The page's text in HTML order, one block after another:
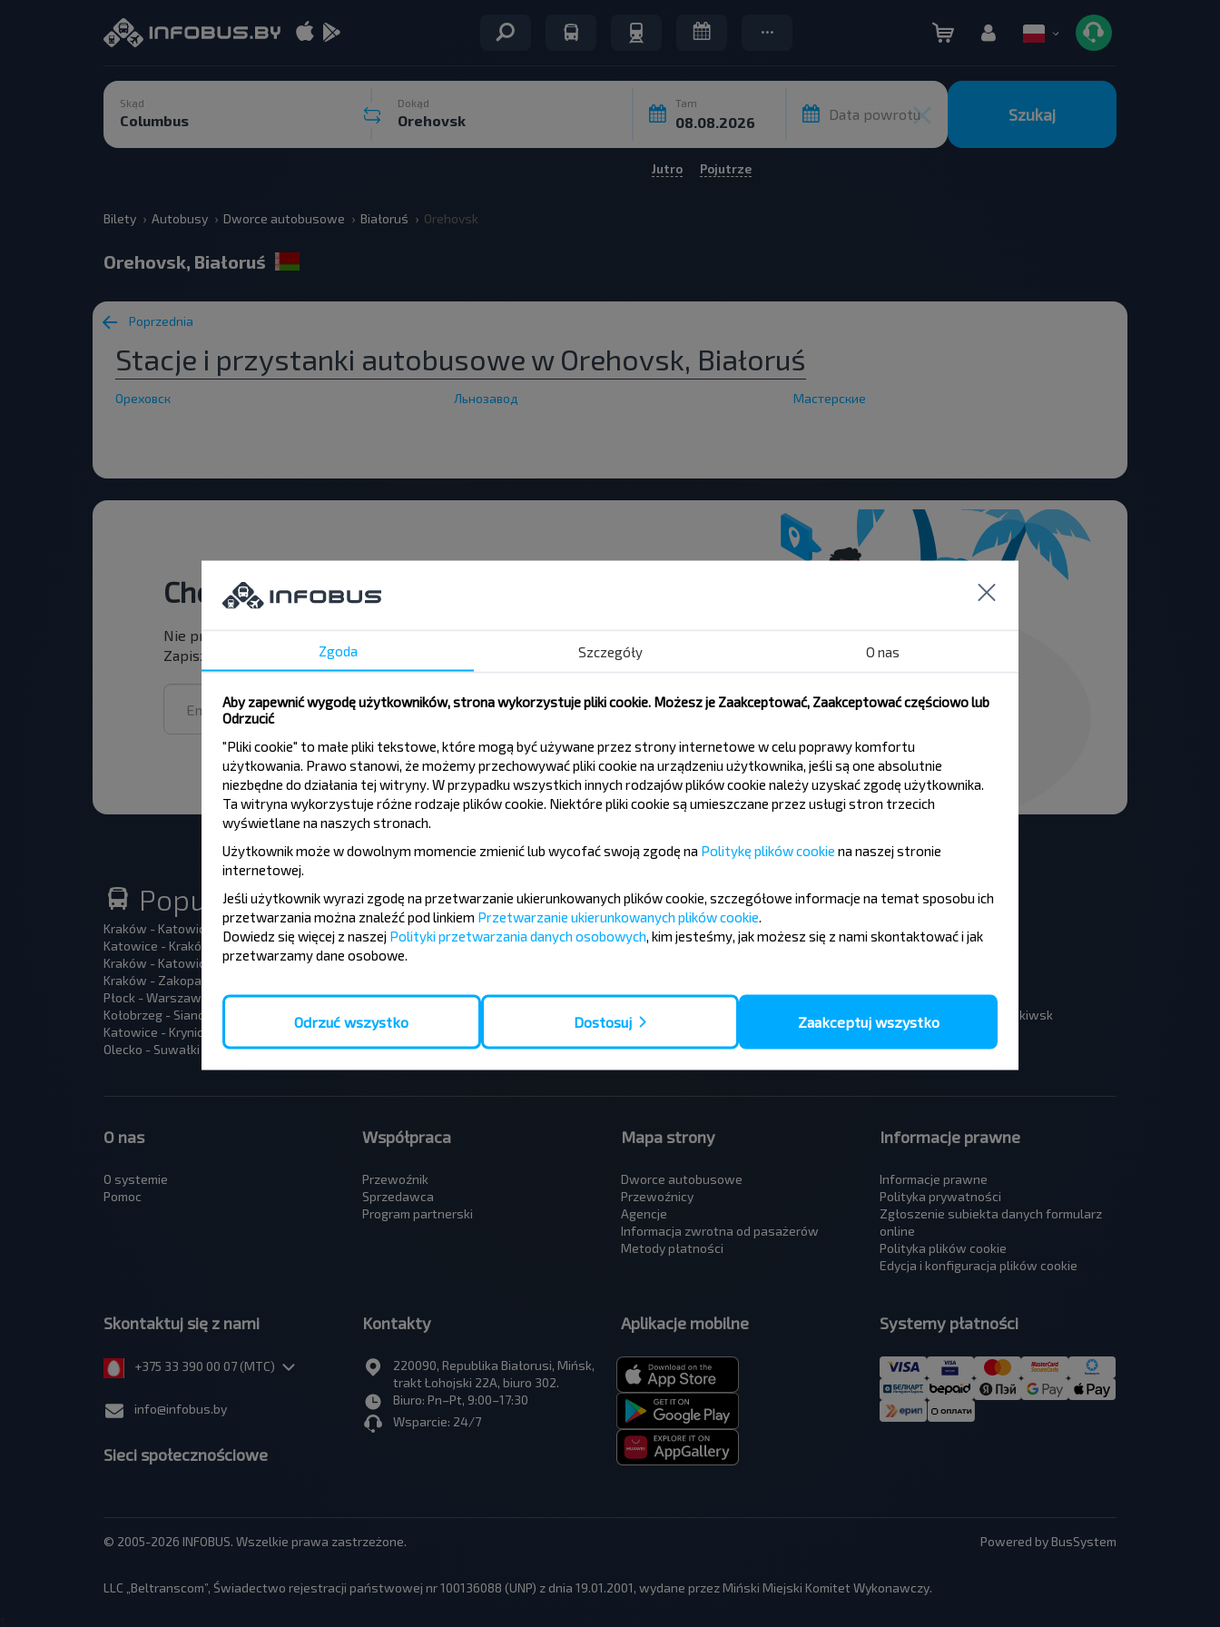
Skąd Dokąd Tam
Data powrotu Szukaj
Jutro Pojutrze
Bilety Autobusy Dworce autobusowe Białoruś Orehovsk
Orehovsk, Białoruś
Poprzednia
Stacje i przystanki autobusowe w Orehovsk, Białoruś
Ореховск Льнозавод Мастерские
Chcesz podróżować taniej?
Nie przegap promocji, zniżek i innych ciekawych ofert od serwisu INFOBUS.
Zapisz się do newslettera i podróżuj z nami jeszcze taniej!
Zapisz się
Populární autobusové linky
Kraków - Katowice lotnisko
Katowice - Kraków
Kraków - Katowice
Kraków - Zakopane
Płock - Warszawa
Kołobrzeg - Sianożęty
Katowice - Krynica-Zdrój
Olecko - Suwałki
Warszawa - Mszczonow
Lublin - Warszawa
Kołobrzeg - Niechorze
Katowice - Zawoja
Zakopane - Kraków
Warszawa - Iwonicz-Zdroj
Wadowice - Katowice
Warszawa - Lwów
Warszawa - Kijów
Warszawa - Brześć
Gdańsk - Mińsk
Lublin - Brześć
Kraków - Mińsk
Warszawa - Tarnopol
Wrocław - Mińsk
Kraków - Lwów
Warszawa - Iwano-Frankiwsk
O nas
O systemie
Pomoc
Współpraca
Przewoźnik
Sprzedawca
Program partnerski
Mapa strony
Dworce autobusowe
Przewoźnicy
Agencje
Informacja zwrotna od pasażerów
Metody płatności
Informacje prawne
Informacje prawne
Polityka prywatności
Zgłoszenie subiekta danych formularz
online
Polityka plików cookie
Edycja i konfiguracja plików cookie
Skontaktuj się z nami
+375 33 390 00 07 (МТС)
info@infobus.by
Sieci społecznościowe
Kontakty
220090, Republika Białorusi, Mińsk,
trakt Łohojski 22A, biuro 302.
Biuro: Pn–Pt, 9:00–17:30
Wsparcie: 24/7
Aplikacje mobilne Systemy płatności
© 2005-2026 INFOBUS. Wszelkie prawa zastrzeżone. Powered by BusSystem
LLC „Beltranscom”, Świadectwo rejestracji państwowej nr 100136088 (UNP) z dnia 19.01.2001, wydane przez Miński Miejski Komitet Wykonawczy.
Zgoda Szczegóły O nas
Aby zapewnić wygodę użytkowników, strona wykorzystuje pliki cookie. Możesz je Zaakceptować, Zaakceptować częściowo lub
Odrzucić
"Pliki cookie" to małe pliki tekstowe, które mogą być używane przez strony internetowe w celu poprawy komfortu
użytkowania. Prawo stanowi, że możemy przechowywać pliki cookie na urządzeniu użytkownika, jeśli są one absolutnie
niezbędne do działania tej witryny. W przypadku wszystkich innych rodzajów plików cookie należy uzyskać zgodę użytkownika.
Ta witryna wykorzystuje różne rodzaje plików cookie. Niektóre pliki cookie są umieszczane przez usługi stron trzecich
wyświetlane na naszych stronach.
Użytkownik może w dowolnym momencie zmienić lub wycofać swoją zgodę na Politykę plików cookie na naszej stronie
internetowej
Jeśli użytkownik wyrazi zgodę na przetwarzanie ukierunkowanych plików cookie, szczegółowe informacje na temat sposobu ich
przetwarzania można znaleźć pod linkiem Przetwarzanie ukierunkowanych plików cookie
Dowiedz się więcej z naszej Polityki przetwarzania danych osobowych , kim jesteśmy, jak możesz się z nami skontaktować i jak
przetwarzamy dane osobowe.
Odrzuć wszystko Dostosuj Zaakceptuj wszystko